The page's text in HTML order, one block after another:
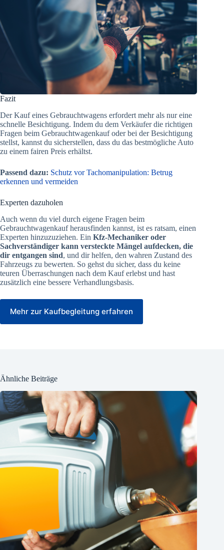
Fazit
Der Kauf eines Gebrauchtwagens erfordert mehr als nur eine
schnelle Besichtigung. Indem du dem Verkäufer die richtigen
Fragen beim Gebrauchtwagenkauf oder bei der Besichtigung
stellst, kannst du sicherstellen, dass du das bestmögliche Auto
zu einem fairen Preis erhältst.
Passend dazu: Schutz vor Tachomanipulation: Betrug
erkennen und vermeiden
Experten dazuholen
Auch wenn du viel durch eigene Fragen beim
Gebrauchtwagenkauf herausfinden kannst, ist es ratsam, einen
Experten hinzuzuziehen. Ein Kfz-Mechaniker oder
Sachverständiger kann versteckte Mängel aufdecken, die
dir entgangen sind, und dir helfen, den wahren Zustand des
Fahrzeugs zu bewerten. So gehst du sicher, dass du keine
teuren Überraschungen nach dem Kauf erlebst und hast
zusätzlich eine bessere Verhandlungsbasis.
Mehr zur Kaufbegleitung erfahren
Ähnliche Beiträge